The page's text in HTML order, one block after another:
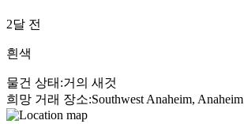
2달 전
흰색
물건 상태 :거의 새것
희망 거래 장소:Southwest Anaheim, Anaheim